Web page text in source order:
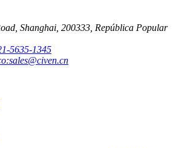
Shanghai, 200333, República Popular
5635-1345
sales@civen.cn